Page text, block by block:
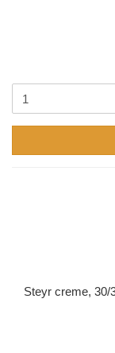
Steyr creme, 30/